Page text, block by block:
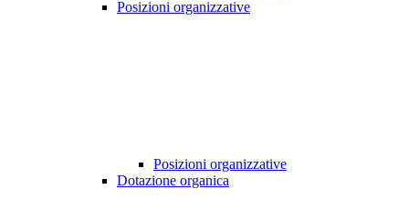
Posizioni organizzative
Posizioni organizzative
Dotazione organica